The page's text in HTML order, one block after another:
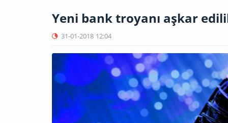
Yeni bank troyanı aşkar
31-01-2018 12:04